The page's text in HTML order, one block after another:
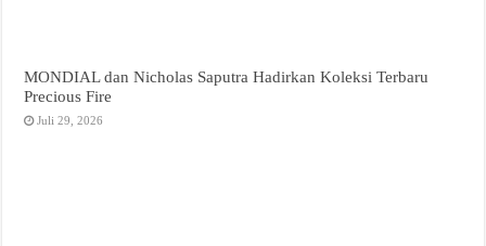
MONDIAL dan Nicholas Saputra Hadirkan Koleksi Terbaru
Precious Fire
Juli 29, 2026